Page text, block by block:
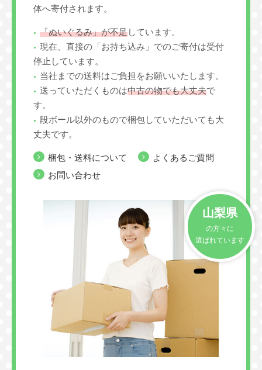
体へ寄付されます。
「ぬいぐるみ」が不足しています。
現在、直接の「お持ち込み」でのご寄付は受付
停止しています。
当社までの送料はご負担をお願いいたします。
送っていただくものは中古の物でも大丈夫で
す。
段ボール以外のもので梱包していただいても大
丈夫です。
梱包・送料について
よくあるご質問
お問い合わせ
山梨県
の方々に
選ばれています